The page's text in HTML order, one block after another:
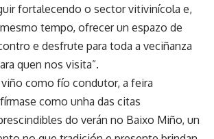
fortalecendo o sector vitivinícola e,
tempo, ofrecer un espazo de
e desfrute para toda a veciñanza
quen nos visita”.
como fío condutor, a feira
como unha das citas
do verán no Baixo Miño, un